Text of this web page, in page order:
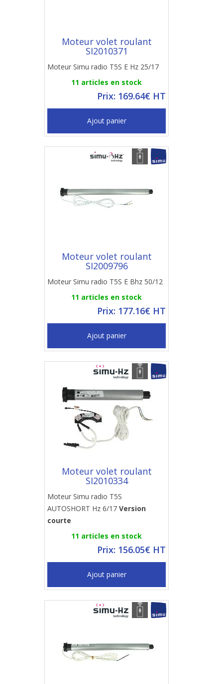
Moteur volet roulant
SI2010371
Moteur Simu radio T5S E Hz 25/17
11 articles en stock
Prix: 169.64€ HT
Ajout panier
Moteur volet roulant
SI2009796
Moteur Simu radio T5S E Bhz 50/12
11 articles en stock
Prix: 177.16€ HT
Ajout panier
Moteur volet roulant
SI2010334
Moteur Simu radio T5S
AUTOSHORT Hz 6/17 Version
courte
11 articles en stock
Prix: 156.05€ HT
Ajout panier